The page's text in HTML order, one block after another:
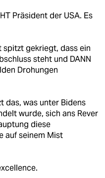
Präsident der USA. Es
spitzt gekriegt, dass ein
steht und DANN
Drohungen
das, was unter Bidens
wurde, sich ans Rever
diese
auf seinem Mist